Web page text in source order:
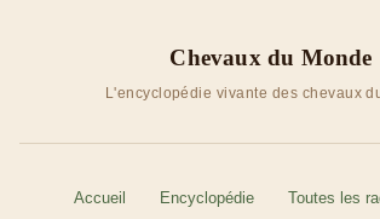
Chevaux du Monde
L'encyclopédie vivante des chevaux
Accueil Encyclopédie Toutes les